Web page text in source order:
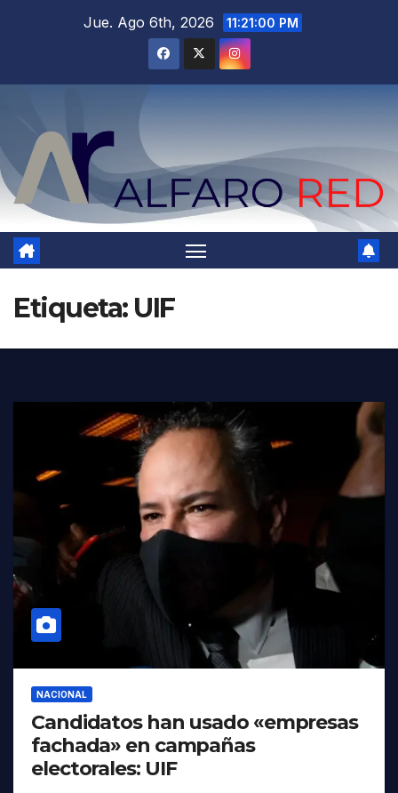
Jue. Ago 6th, 2026 11:21:01 PM
Etiqueta: UIF
NACIONAL
Candidatos han usado «empresas
fachada» en campañas
electorales: UIF